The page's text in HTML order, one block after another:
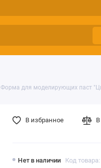
Форма для моделирующих паст
Нет в наличии Код
В избранное